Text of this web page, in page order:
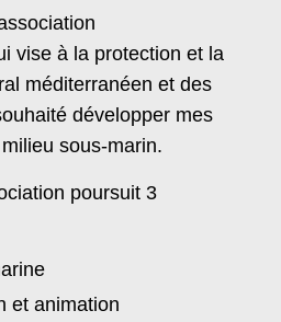
vise à la protection et la
méditerranéen et des
développer mes
sous-marin.
poursuit 3
et animation